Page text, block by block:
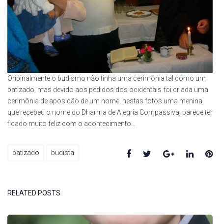
Oribinalmente o budismo não tinha uma cerimônia tal como um
batizado, mas devido aos pedidos dos ocidentais foi criada uma
cerimônia de aposicão de um nome, nestas fotos uma menina,
que recebeu o nome do Dharma de Alegria Compassiva, parece ter
ficado muito feliz com o acontecimento…
batizado budista Facebook
TwitterGoogle+
RELATED POSTS